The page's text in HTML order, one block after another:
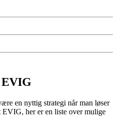
EVIG
en nyttig strategi når man løser
EVIG, her er en liste over mulige